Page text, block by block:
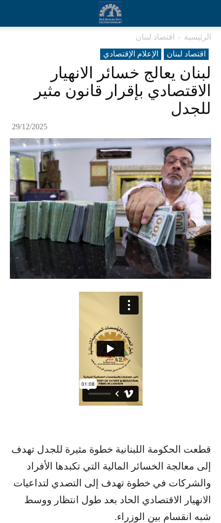
الرئيسية
اقتصاد لبنان
اقتصاد لبنان
الإعلام الإقتصادي
لبنان يعالج خسائر الانهيار
الاقتصادي بإقرار قانون مثير
للجدل
29/12/2025
قطعت الحكومة اللبنانية خطوة مثيرة للجدل تهدف
إلى معالجة الخسائر المالية التي تكبدها الأفراد
والشركات في خطوة تهدف إلى التصدي لتداعيات
الانهيار الاقتصادي الحاد بعد طول انتظار ووسط
شبه انقسام بين الوزراء.